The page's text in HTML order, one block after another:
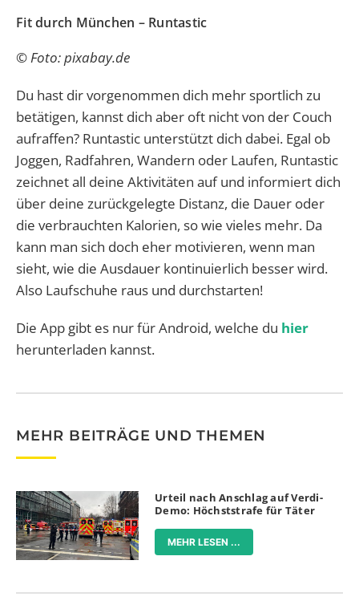
Fit durch München – Runtastic
© Foto: pixabay.de
Du hast dir vorgenommen dich mehr sportlich zu
betätigen, kannst dich aber oft nicht von der Couch
aufraffen? Runtastic unterstützt dich dabei. Egal ob
Joggen, Radfahren, Wandern oder Laufen, Runtastic
zeichnet all deine Aktivitäten auf und informiert dich
über deine zurückgelegte Distanz, die Dauer oder
die verbrauchten Kalorien, so wie vieles mehr. Da
kann man sich doch eher motivieren, wenn man
sieht, wie die Ausdauer kontinuierlich besser wird.
Also Laufschuhe raus und durchstarten!
Die App gibt es nur für Android, welche du hier
herunterladen kannst.
MEHR BEITRÄGE UND THEMEN
Urteil nach Anschlag auf Verdi-
Demo: Höchststrafe für Täter
MEHR LESEN ...